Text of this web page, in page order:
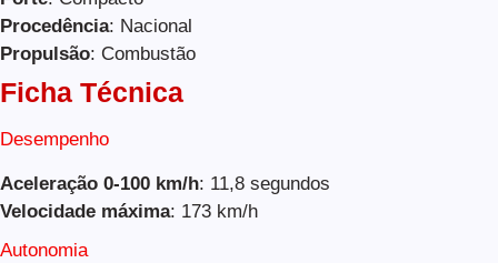
Procedência: Nacional
Propulsão: Combustão
Ficha Técnica
Desempenho
Aceleração 0-100 km/h: 11,8 segundos
Velocidade máxima: 173 km/h
Autonomia